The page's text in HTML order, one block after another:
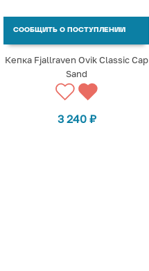
СООБЩИТЬ О ПОСТУПЛЕНИИ
Кепка Fjallraven Ovik Classic Cap
Sand
3 240 ₽